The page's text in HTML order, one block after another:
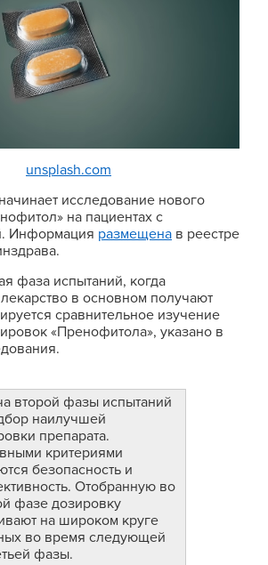
unsplash.com
исследование нового
на пациентах с
Информация размещена в реестре
фаза испытаний, когда
в основном получают
сравнительное изучение
«Пренофитола», указано в
второй фазы испытаний
наилучшей
препарата.
критериями
безопасность и
Отобранную во
фазе дозировку
на широком круге
во время следующей
фазы.